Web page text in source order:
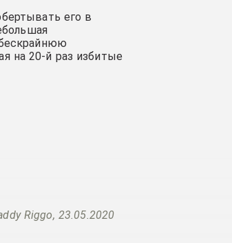
его в
на 20-й раз избитые
Riggo, 23.05.2020